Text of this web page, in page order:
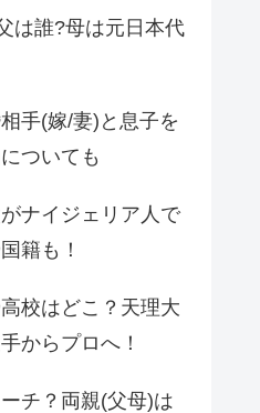
は誰?母は元日本代
手(嫁/妻)と息子を
ついても
ナイジェリア人で
籍も！
校はどこ？天理大
からプロへ！
チ？両親(父母)は